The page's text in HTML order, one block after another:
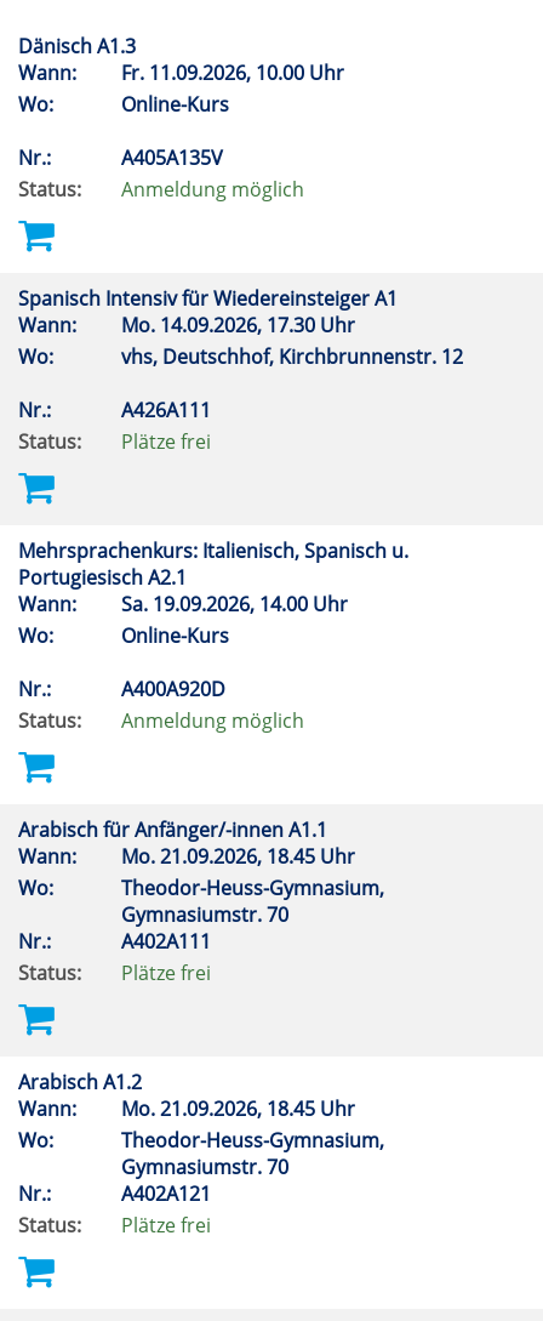
Dänisch A1.3
Wann:
Fr. 11.09.2026, 10.00 Uhr
Wo:
Online-Kurs
Nr.:
A405A135V
Status:
Anmeldung möglich
Spanisch Intensiv für Wiedereinsteiger A1
Wann:
Mo. 14.09.2026, 17.30 Uhr
Wo:
vhs, Deutschhof, Kirchbrunnenstr. 12
Nr.:
A426A111
Status:
Plätze frei
Mehrsprachenkurs: Italienisch, Spanisch u.
Portugiesisch A2.1
Wann:
Sa. 19.09.2026, 14.00 Uhr
Wo:
Online-Kurs
Nr.:
A400A920D
Status:
Anmeldung möglich
Arabisch für Anfänger/-innen A1.1
Wann:
Mo.21.09.2026, 18.45 Uhr
Wo:
Theodor-Heuss-Gymnasium,
Gymnasiumstr. 70
Nr.:
A402A111
Status:
Plätze frei
Arabisch A1.2
Wann:
Mo.21.09.2026, 18.45 Uhr
Wo:
Theodor-Heuss-Gymnasium,
Gymnasiumstr. 70
Nr.:
A402A121
Status:
Plätze frei